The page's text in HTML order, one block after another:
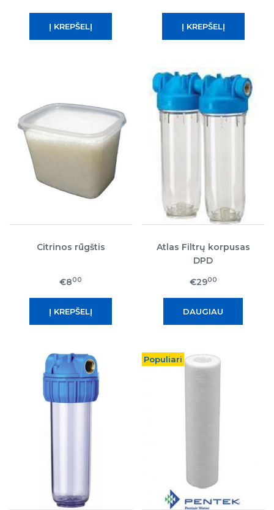
Citrinos rūgštis
€800
Atlas Filtrų korpusas
DPD
€2900
DAUGIAU
Populiari